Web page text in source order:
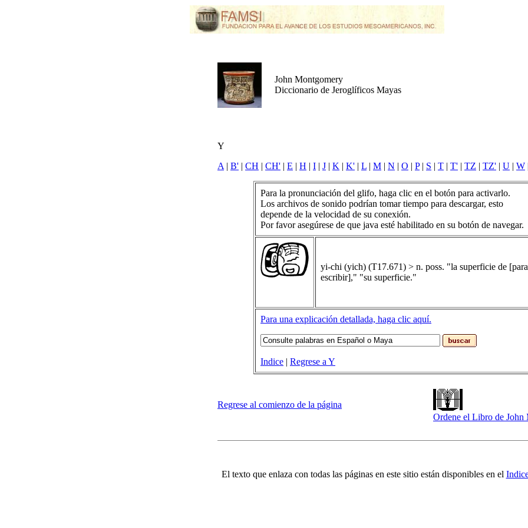
John Montgomery
Diccionario de Jeroglíficos Mayas
Y
A | B' | CH | CH' | E | H | I | J | K | K' | L | M | N | O | P| S | T | T' | TZ | TZ' | U | W
Para la pronunciación del glifo, haga clic en el botón para activarlo.
Los archivos de sonido podrían tomar tiempo para descargar, esto
depende de la velocidad de su conexión.
Por favor asegúrese de que java esté habilitado en su botón de navegar.
yi-chi (yich) (T17.671) > n. poss. "la superficie de [para
escribir]," "su superficie."
Para una explicación detallada, haga clic aquí.
Indice | Regrese a Y
Regrese al comienzo de la página
Ordene el Libro de John
El texto que enlaza con todas las páginas en este sitio están disponibles en el